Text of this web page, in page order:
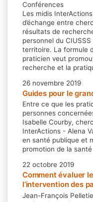
Conférences
Les midis
d’échange entre
résultats de
personnel du
territoire. La formule
praticien veut
recherche et la
26 novembre 2019
Guides pour le
Entre ce que les
personnes
Isabelle Courby,
InterActions - Alena
en santé publique et
promotion de la santé
22 octobre 2019
Comment évaluer
l’intervention des
Jean-François